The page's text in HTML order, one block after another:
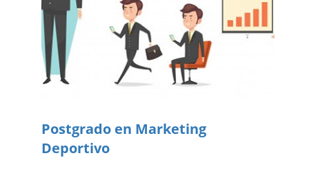
Postgrado en Marketing
Deportivo